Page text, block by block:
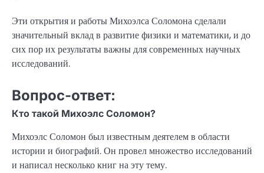
Эти открытия и работы Михоэлса Соломона сделали
значительный вклад в развитие физики и математики, и до
сих пор их результаты важны для современных научных
исследований.
Вопрос-ответ:
Кто такой Михоэлс Соломон?
Михоэлс Соломон был известным деятелем в области
истории и биографий. Он провел множество исследований
и написал несколько книг на эту тему.